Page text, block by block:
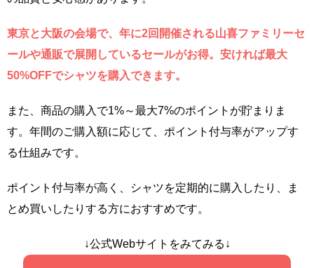
東京と大阪の会場で、年に2回開催される山喜ファミリーセ
ールや通販で展開しているセールがお得。安ければ最大
50%OFFでシャツを購入できます。
また、商品の購入で1%～最大7%のポイントが貯まりま
す。年間のご購入額に応じて、ポイント付与率がアップす
る仕組みです。
ポイント付与率が高く、シャツを定期的に購入したり、ま
とめ買いしたりする方におすすめです。
↓公式Webサイトをみてみる↓